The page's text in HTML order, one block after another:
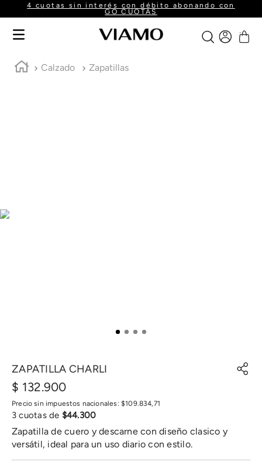
4 cuotas sin interés con débito abonando con
GO CUOTAS
Calzado Zapatillas
ZAPATILLA CHARLI
$ 132.900
Precio sin impuestos nacionales: $109.834,71
3 cuotas de $44.300
Zapatilla de cuero y descarne con diseño clasico y
versátil, ideal para un uso diario con estilo.